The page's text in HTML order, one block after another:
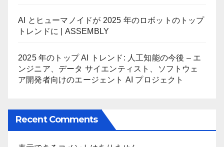
AI とヒューマノイドが 2025 年のロボットのトップ
トレンドに | ASSEMBLY
2025 年のトップ AI トレンド: 人工知能の今後 – エ
ンジニア、データ サイエンティスト、ソフトウェ
ア開発者向けのエージェント AI プロジェクト
Recent Comments